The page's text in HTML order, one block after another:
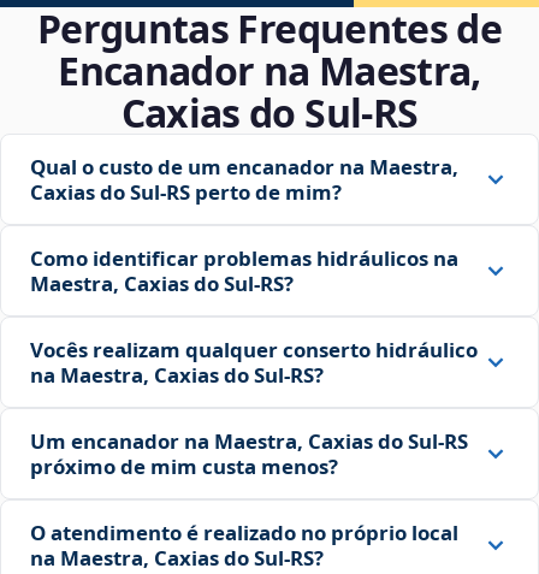
Perguntas Frequentes de
Encanador na Maestra,
Caxias do Sul‑RS
Qual o custo de um encanador na Maestra,
Caxias do Sul‑RS perto de mim?
Como identificar problemas hidráulicos na
Maestra, Caxias do Sul‑RS?
Vocês realizam qualquer conserto hidráulico
na Maestra, Caxias do Sul‑RS?
Um encanador na Maestra, Caxias do Sul‑RS
próximo de mim custa menos?
O atendimento é realizado no próprio local
na Maestra, Caxias do Sul‑RS?